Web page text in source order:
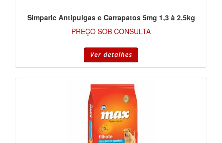
Simparic Antipulgas e Carrapatos 5mg 1,3 à 2,5kg
PREÇO SOB CONSULTA